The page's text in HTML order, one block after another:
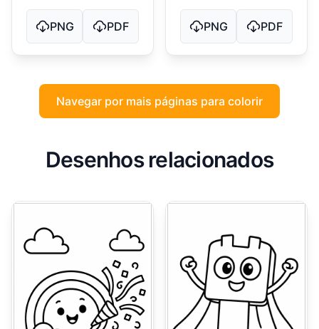
PNG PDF PNG PDF
Navegar por mais páginas para colorir
Desenhos relacionados